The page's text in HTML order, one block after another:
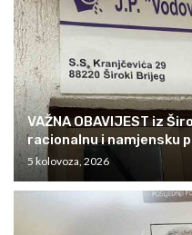
VAŽNA OBAVIJEST iz
racionalnu i namjensku
5 kolovoza, 2026